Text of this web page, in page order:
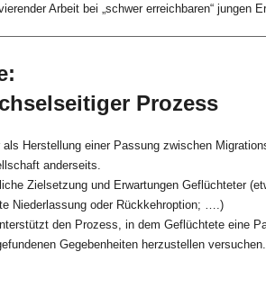
Arbeit bei „schwer erreichbaren“ jungen
Prozess
Herstellung einer Passung zwischen
anderseits.
Zielsetzung und Erwartungen Geflüchteter
Niederlassung oder Rückkehroption; ….)
den Prozess, in dem Geflüchtete eine
Gegebenheiten herzustellen